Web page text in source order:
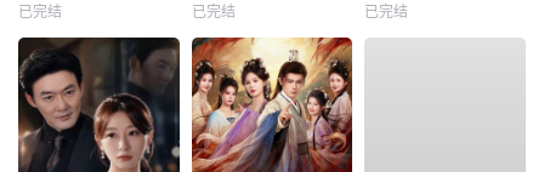
已完结 已完结 已完结